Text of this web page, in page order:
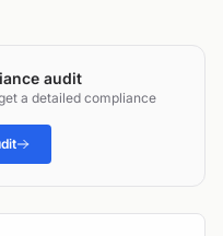
audit
a detailed compliance